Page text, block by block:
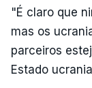
"É claro que
mas os
parceiros
Estado